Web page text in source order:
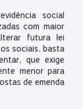
social
com maior
futura lei
sociais, basta
que exige
menor para
de emenda